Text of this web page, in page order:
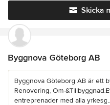
Skicka
Byggnova Göteborg AB
Byggnova Göteborg AB är ett
Renovering, Om-
entreprenader med alla